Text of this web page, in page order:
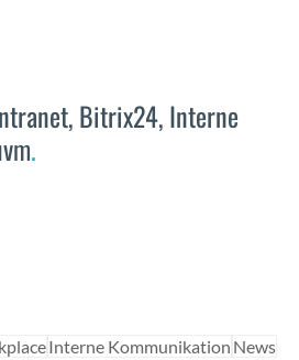
Bitrix24, Interne
.
Interne Kom­mu­nika­tion News